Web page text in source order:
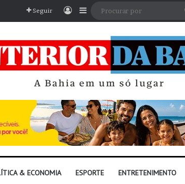
Seguir EntrarBarra Lateral
& ECONOMIA ESPORTE ENTRETENIMENTO